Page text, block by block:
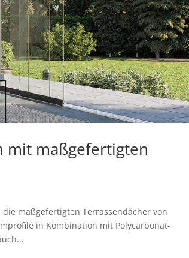
mit maßgefertigten
maßgefertigten Terrassendächer von
in Kombination mit Polycarbonat-